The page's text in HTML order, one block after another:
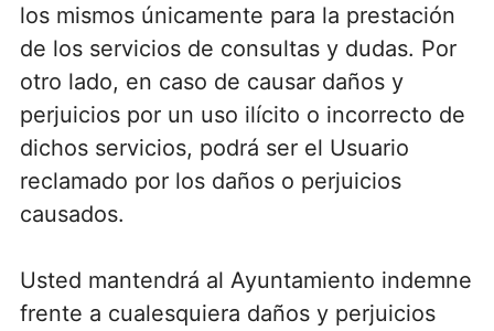
los mismos únicamente para la prestación
de los servicios de consultas y dudas. Por
otro lado, en caso de causar daños y
perjuicios por un uso ilícito o incorrecto de
dichos servicios, podrá ser el Usuario
reclamado por los daños o perjuicios
causados.
Usted mantendrá al Ayuntamiento indemne
frente a cualesquiera daños y perjuicios